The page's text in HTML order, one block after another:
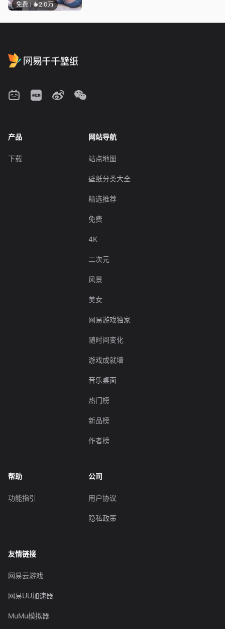
免费 2.0万
产品
下载
网站导航
站点地图
壁纸分类大全
精选推荐
免费
4K
二次元
风景
美女
网易游戏独家
随时间变化
游戏成就墙
音乐桌面
热门榜
新品榜
作者榜
帮助
功能指引
公司
用户协议
隐私政策
友情链接
网易云游戏
网易UU加速器
MuMu模拟器